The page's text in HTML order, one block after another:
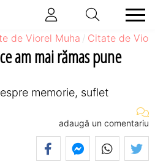
de Viorel Muha Citate de
am mai rămas pune
memorie, suflet
adaugă un comentariu